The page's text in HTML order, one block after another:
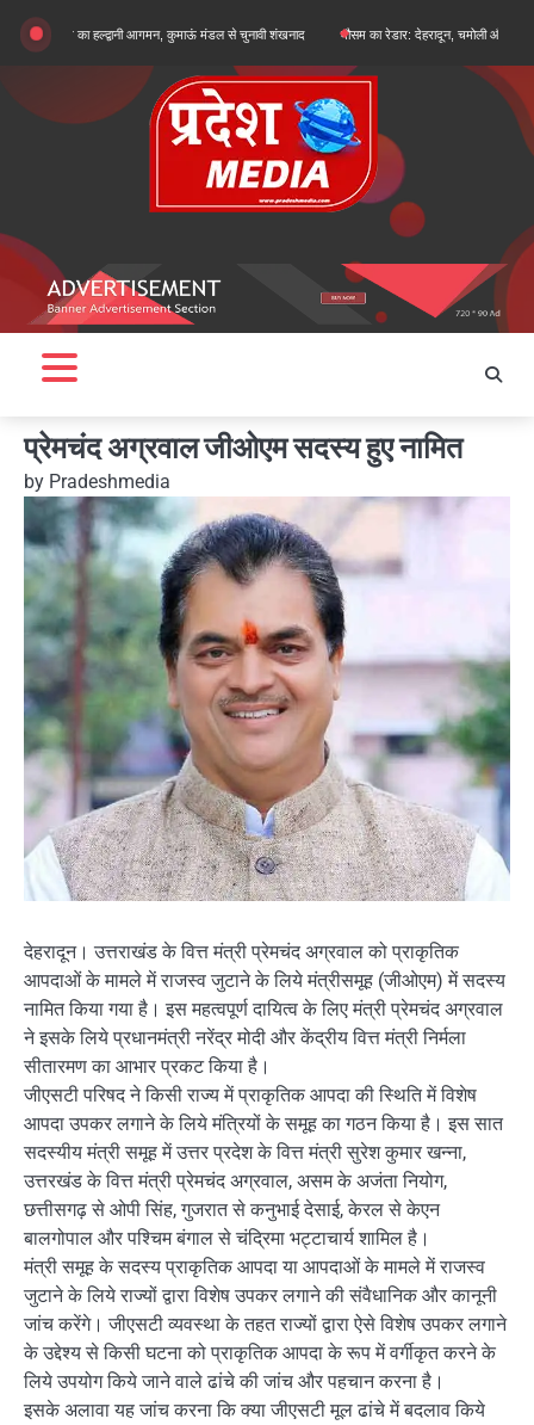
Skip
content
खरगे का हल्द्वानी आगमन, कुमाऊं मंडल से चुनावी शंखनाद मौसम का रेडार: देहरादून, चमोली और बागेश्वर में ऑरेंज
प्रेमचंद अग्रवाल जीओएम सदस्य हुए नामित
by Pradeshmedia
देहरादून। उत्तराखंड के वित्त मंत्री प्रेमचंद अग्रवाल को प्राकृतिक
आपदाओं के मामले में राजस्व जुटाने के लिये मंत्रीसमूह (जीओएम) में सदस्य
नामित किया गया है। इस महत्वपूर्ण दायित्व के लिए मंत्री प्रेमचंद अग्रवाल
ने इसके लिये प्रधानमंत्री नरेंद्र मोदी और केंद्रीय वित्त मंत्री निर्मला
सीतारमण का आभार प्रकट किया है।
जीएसटी परिषद ने किसी राज्य में प्राकृतिक आपदा की स्थिति में विशेष
आपदा उपकर लगाने के लिये मंत्रियों के समूह का गठन किया है। इस सात
सदस्यीय मंत्री समूह में उत्तर प्रदेश के वित्त मंत्री सुरेश कुमार खन्ना,
उत्तरखंड के वित्त मंत्री प्रेमचंद अग्रवाल, असम के अजंता नियोग,
छत्तीसगढ़ से ओपी सिंह, गुजरात से कनुभाई देसाई, केरल से केएन
बालगोपाल और पश्चिम बंगाल से चंद्रिमा भट्टाचार्य शामिल है।
मंत्री समूह के सदस्य प्राकृतिक आपदा या आपदाओं के मामले में राजस्व
जुटाने के लिये राज्यों द्वारा विशेष उपकर लगाने की संवैधानिक और कानूनी
जांच करेंगे। जीएसटी व्यवस्था के तहत राज्यों द्वारा ऐसे विशेष उपकर लगाने
के उद्देश्य से किसी घटना को प्राकृतिक आपदा के रूप में वर्गीकृत करने के
लिये उपयोग किये जाने वाले ढांचे की जांच और पहचान करना है।
इसके अलावा यह जांच करना कि क्या जीएसटी मूल ढांचे में बदलाव किये